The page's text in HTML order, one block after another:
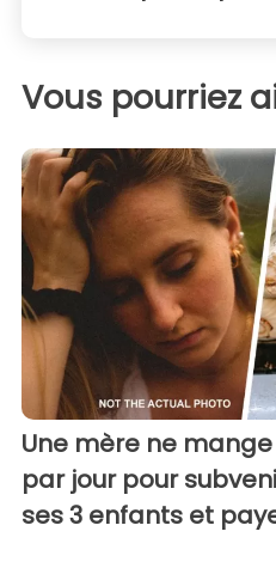
Vous pourriez
Une mère ne
par jour pour
ses 3 enfants et